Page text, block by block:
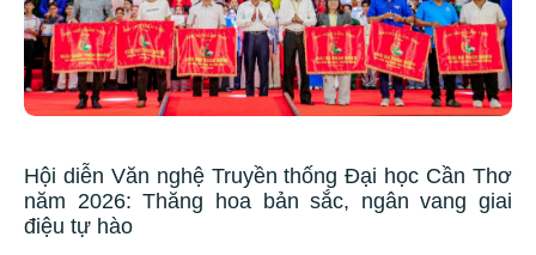
Hội diễn Văn nghệ Truyền thống Đại học Cần Thơ
năm 2026: Thăng hoa bản sắc, ngân vang giai
điệu tự hào